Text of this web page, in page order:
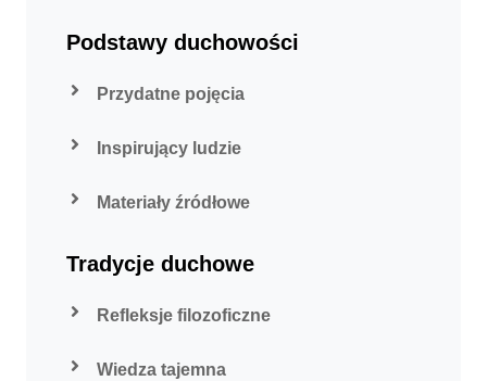
Podstawy duchowości
Przydatne pojęcia
Inspirujący ludzie
Materiały źródłowe
Tradycje duchowe
Refleksje filozoficzne
Wiedza tajemna